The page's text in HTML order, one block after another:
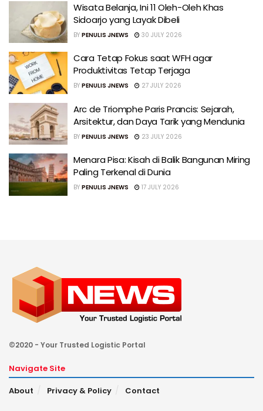
Wisata Belanja, Ini 11 Oleh-Oleh Khas
Sidoarjo yang Layak Dibeli
BY PENULIS JNEWS 30 JULY 2026
Cara Tetap Fokus saat WFH agar
Produktivitas Tetap Terjaga
BY PENULIS JNEWS 27 JULY 2026
Arc de Triomphe Paris Prancis: Sejarah,
Arsitektur, dan Daya Tarik yang Mendunia
BY PENULIS JNEWS 23 JULY 2026
Menara Pisa: Kisah di Balik Bangunan Miring
Paling Terkenal di Dunia
BY PENULIS JNEWS 17 JULY 2026
©2020 - Your Trusted Logistic Portal
Navigate Site
About
Privacy & Policy Contact